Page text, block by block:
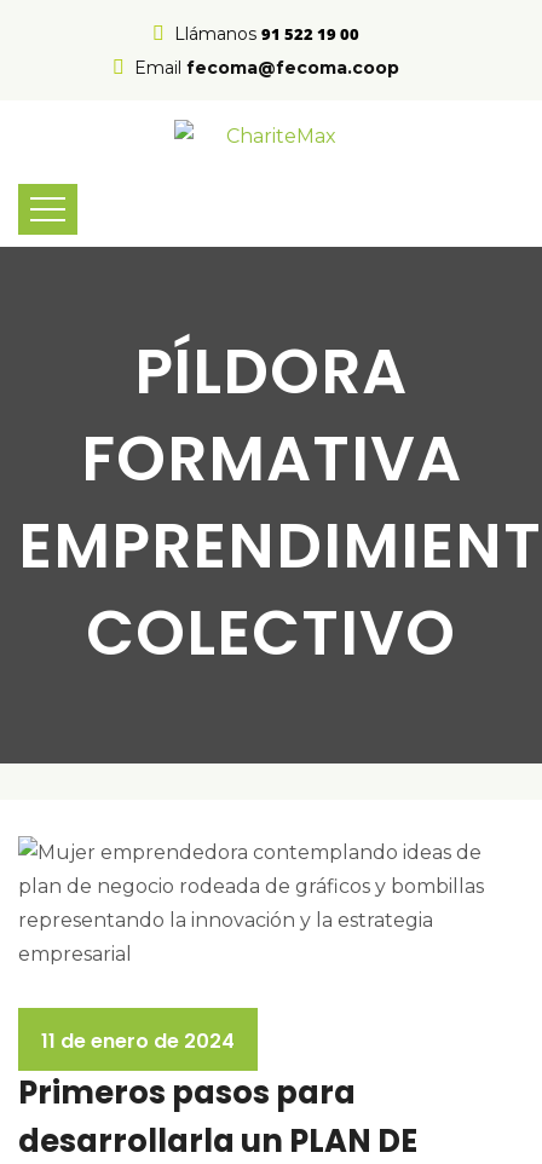
Llámanos 91 522 19 00
Email fecoma@fecoma.coop
PÍLDORA
FORMATIVA
COLECTIVO
11 de enero de 2024
Primeros pasos para
desarrollarla un PLAN DE